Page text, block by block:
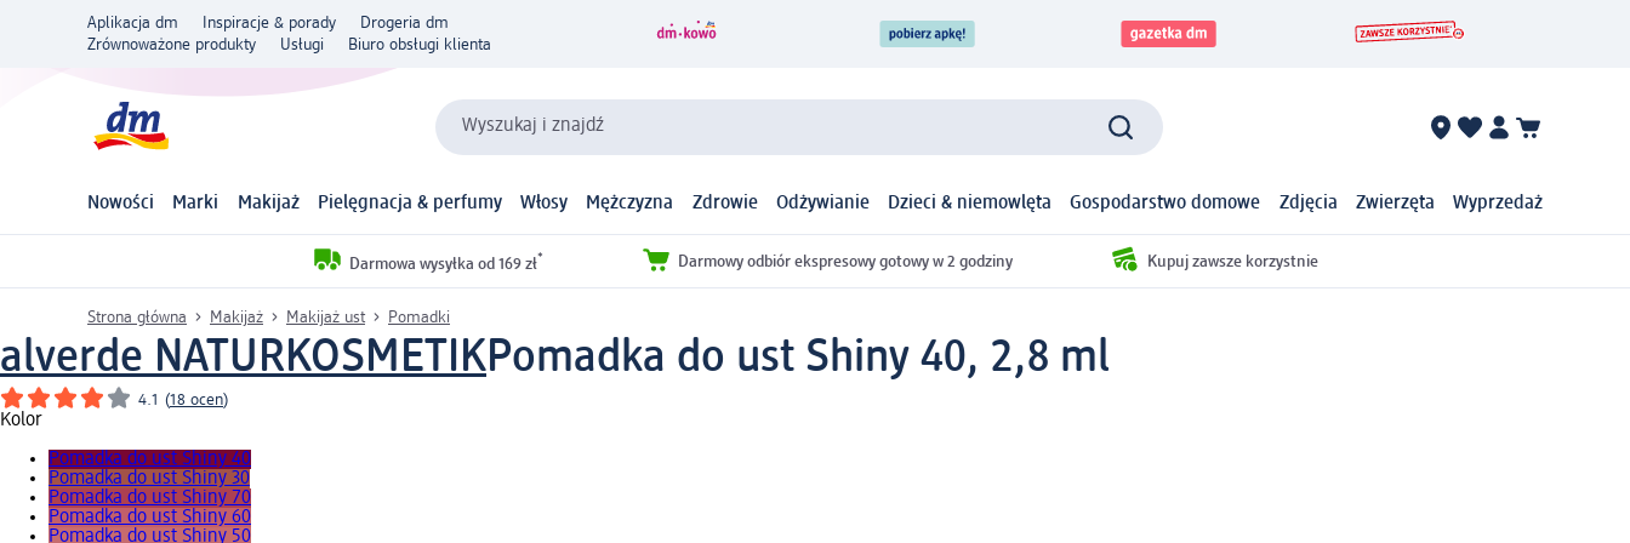
Aplikacja dm Inspiracje & porady
Drogeria dm
Zrównoważone produkty
Usługi Biuro obsługi klienta
Wyszukaj i znajdź
Nowości Marki Makijaż Pielęgnacja & perfumy Włosy Mężczyzna Zdrowie Odżywianie Dzieci & niemowlęta Gospodarstwo domowe Zdjęcia Zwierzęta Wyprzedaż
Darmowa wysyłka od 169 zł* Darmowy odbiór ekspresowy gotowy w 2 godziny Kupuj zawsze korzystnie
Strona główna Makijaż Makijaż ust Pomadki
alverde NATURKOSMETIKPomadka do ust Shiny 40, 2,8 ml
4.1 (18 ocen)
Kolor
Pomadka do ust Shiny 40
Pomadka do ust Shiny 30
Pomadka do ust Shiny 70
Pomadka do ust Shiny 60
Pomadka do ust Shiny 50